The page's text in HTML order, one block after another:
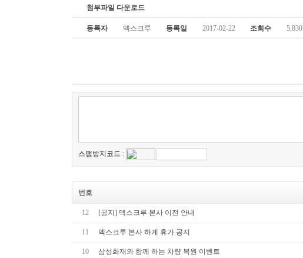
첨부파일 다운로드
등록자 덱스크루 등록일 2017-02-22 조회수 5,830
스팸방지코드 :
번호
12 [공지] 덱스크루 본사 이전 안내
11 덱스크루 본사 하계 휴가 공지
10 삼성화재와 함께 하는 차량 복원 이벤트